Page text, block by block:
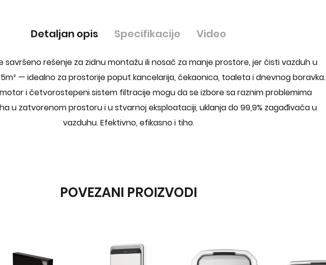
Detaljan opis Specifikacije Video
savršeno rešenje za zidnu montažu ili nosač za manje prostore, jer čisti vazduh u
— idealno za prostorije poput kancelarija, čekaonica, toaleta i dnevnog boravka.
i četvorostepeni sistem filtracije mogu da se izbore sa raznim problemima
u zatvorenom prostoru i u stvarnoj eksploataciji, uklanja do 99,9% zagađivača u
vazduhu. Efektivno, efikasno i tiho.
POVEZANI PROIZVODI